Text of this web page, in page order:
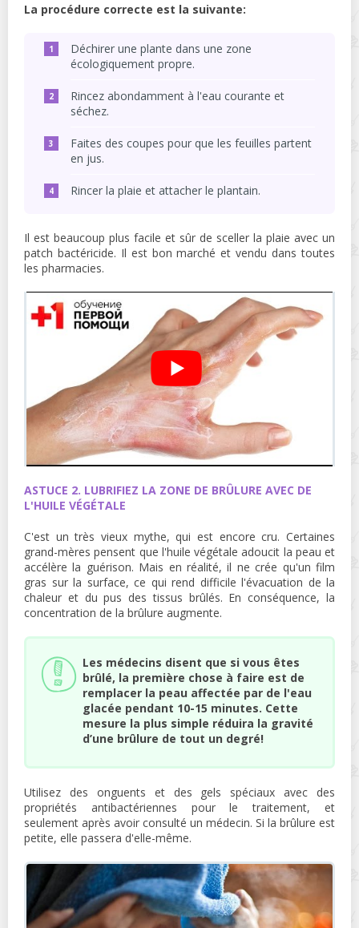
La procédure correcte est la suivante:
Déchirer une plante dans une zone
écologiquement propre.
Rincez abondamment à l'eau courante et
séchez.
Faites des coupes pour que les feuilles partent
en jus.
Rincer la plaie et attacher le plantain.
Il est beaucoup plus facile et sûr de sceller la plaie avec un
patch bactéricide. Il est bon marché et vendu dans toutes
les pharmacies.
ASTUCE 2. LUBRIFIEZ LA ZONE DE BRÛLURE AVEC DE
L'HUILE VÉGÉTALE
C'est un très vieux mythe, qui est encore cru. Certaines
grand-mères pensent que l'huile végétale adoucit la peau et
accélère la guérison. Mais en réalité, il ne crée qu'un film
gras sur la surface, ce qui rend difficile l'évacuation de la
chaleur et du pus des tissus brûlés. En conséquence, la
concentration de la brûlure augmente.
Les médecins disent que si vous êtes
brûlé, la première chose à faire est de
remplacer la peau affectée par de l'eau
glacée pendant 10-15 minutes. Cette
mesure la plus simple réduira la gravité
d’une brûlure de tout un degré!
Utilisez des onguents et des gels spéciaux avec des
propriétés antibactériennes pour le traitement, et
seulement après avoir consulté un médecin. Si la brûlure est
petite, elle passera d'elle-même.